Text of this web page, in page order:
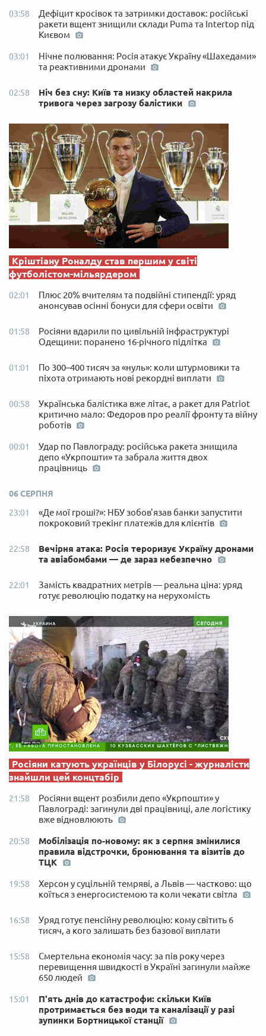
03:58
Дефіцит кросівок та затримки доставок: російські
ракети вщент знищили склади Puma та Intertop під
Києвом
03:01
Нічне полювання: Росія атакує Україну «Шахедами»
та реактивними дронами
02:58
Ніч без сну: Київ та низку областей накрила
тривога через загрозу балістики
Кріштіану Роналду став першим у світі
футболістом-мільярдером
02:01
Плюс 20% вчителям та подвійні стипендії: уряд
анонсував осінні бонуси для сфери освіти
01:58
Росіяни вдарили по цивільній інфраструктурі
Одещини: поранено 16-річного підлітка
01:01
По 300–400 тисяч за «нуль»: коли штурмовики та
піхота отримають нові рекордні виплати
00:58
Українська балістика вже літає, а ракет для Patriot
критично мало: Федоров про реалії фронту та війну
роботів
00:01
Удар по Павлограду: російська ракета знищила
депо «Укрпошти» та забрала життя двох
працівниць
06 СЕРПНЯ
23:01
«Де мої гроші?»: НБУ зобов'язав банки запустити
покроковий трекінг платежів для клієнтів
22:58
Вечірня атака: Росія тероризує Україну дронами
та авіабомбами — де зараз небезпечно
22:01
Замість квадратних метрів — реальна ціна: уряд
готує революцію податку на нерухомість
Росіяни катують українців у Білорусі - журналісти
знайшли цей концтабір
21:58
Росіяни вщент розбили депо «Укрпошти» у
Павлограді: загинули дві працівниці, але логістику
вже відновлюють
20:58
Мобілізація по-новому: як з серпня змінилися
правила відстрочки, бронювання та візитів до
ТЦК
19:58
Херсон у суцільній темряві, а Львів — частково: що
коїться з енергосистемою та коли чекати світла
16:58
Уряд готує пенсійну революцію: кому світить 6
тисяч, а кого залишать без базової виплати
15:58
Смертельна економія часу: за пів року через
перевищення швидкості в Україні загинули майже
650 людей
15:01
П'ять днів до катастрофи: скільки Київ
протримається без води та каналізації у разі
зупинки Бортницької станції